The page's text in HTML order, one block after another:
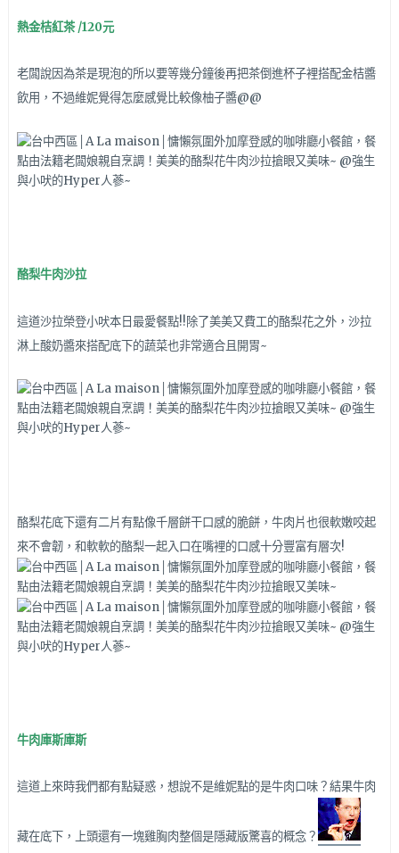
熱金桔紅茶 /120元
老闆說因為茶是現泡的所以要等幾分鐘後再把茶倒進杯子裡搭配金桔醬
飲用，不過維妮覺得怎麼感覺比較像柚子醬@@
酪梨牛肉沙拉
這道沙拉榮登小吠本日最愛餐點!!除了美美又費工的酪梨花之外，沙拉
淋上酸奶醬來搭配底下的蔬菜也非常適合且開胃~
酪梨花底下還有二片有點像千層餅干口感的脆餅，牛肉片也很軟嫩咬起
來不會韌，和軟軟的酪梨一起入口在嘴裡的口感十分豐富有層次!
牛肉庫斯庫斯
這道上來時我們都有點疑惑，想說不是維妮點的是牛肉口味？結果牛肉
藏在底下，上頭還有一塊雞胸肉整個是隱藏版驚喜的概念？